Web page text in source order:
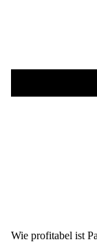
Wie profitabel ist